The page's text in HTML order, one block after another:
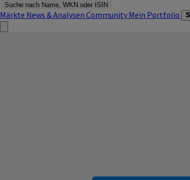
Suche nach Name, WKN oder ISIN
Märkte News & Analysen Community Mein Portfolio